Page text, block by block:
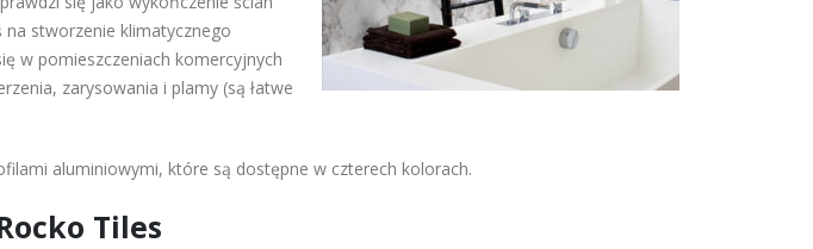
stworzenie klimatycznego
w pomieszczeniach komercyjnych
zarysowania i plamy (są łatwe
aluminiowymi, które są dostępne w czterech kolorach.
Tiles